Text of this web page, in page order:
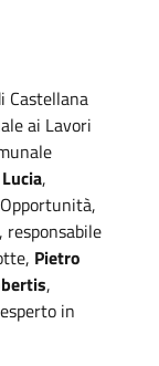
Castellana
ai Lavori
,
, responsabile
Pietro
,
in